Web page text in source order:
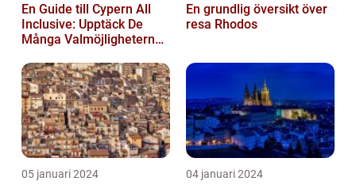
En Guide till Cypern All
Inclusive: Upptäck De
Många Valmöjligheterna
Semester...
En grundlig översikt över
resa Rhodos
05 januari 2024 04 januari 2024